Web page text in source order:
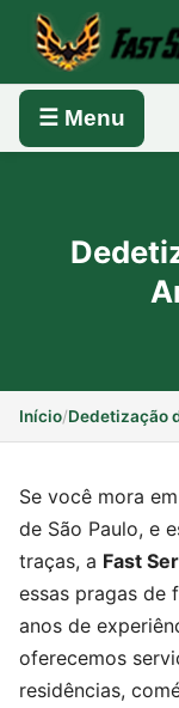
☰ Menu
Início/Dedetização
Se você mora em
de São Paulo, e
traças, a Fast
essas pragas de
anos de
oferecemos
residências,